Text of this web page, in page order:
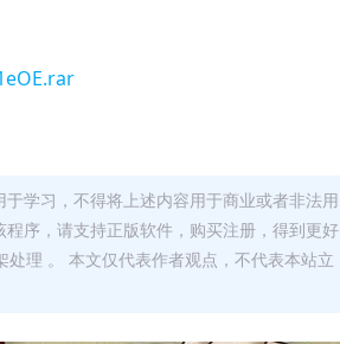
学习，不得将上述内容用于商业或者非法用
序，请支持正版软件，购买注册，得到更好
理 。 本文仅代表作者观点，不代表本站立